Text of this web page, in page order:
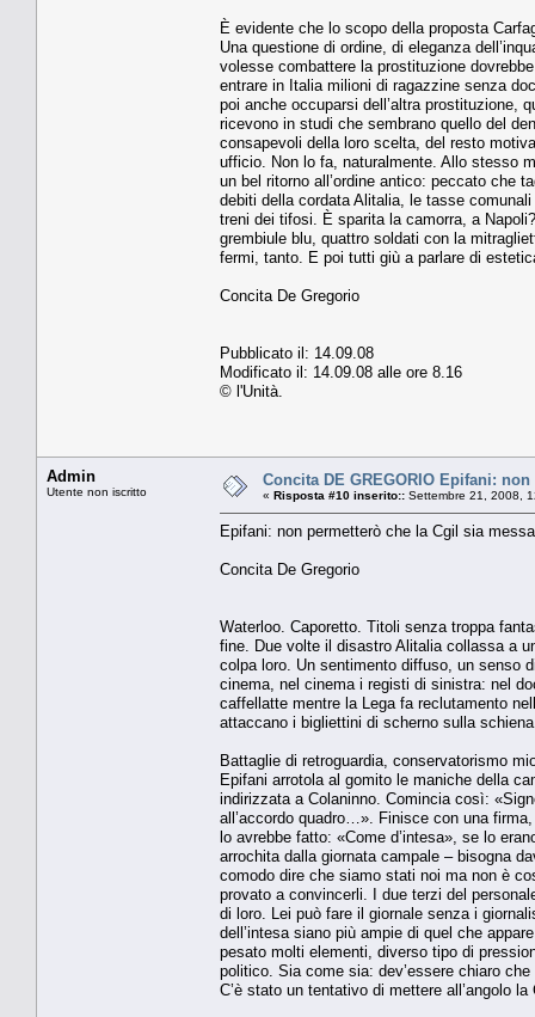
È evidente che lo scopo della proposta
Una questione di ordine, di eleganza
volesse combattere la prostituzione
entrare in Italia milioni di ragazzine senza
poi anche occuparsi dell’altra prostituzione,
ricevono in studi che sembrano quello del
consapevoli della loro scelta, del resto
ufficio. Non lo fa, naturalmente. Allo stesso
un bel ritorno all’ordine antico: peccato che
debiti della cordata Alitalia, le tasse
treni dei tifosi. È sparita la camorra, a
grembiule blu, quattro soldati con la
fermi, tanto. E poi tutti giù a parlare di
Concita De Gregorio
Pubblicato il: 14.09.08
Modificato il: 14.09.08 alle ore 8.16
© l'Unità.
Admin
Utente non iscritto
Concita DE GREGORIO Epifani:
« Risposta #10 inserito:: Settembre 21, 2008,
Epifani: non permetterò che la Cgil sia messa
Concita De Gregorio
Waterloo. Caporetto. Titoli senza troppa
fine. Due volte il disastro Alitalia collassa a
colpa loro. Un sentimento diffuso, un senso
cinema, nel cinema i registi di sinistra: nel
caffellatte mentre la Lega fa reclutamento
attaccano i bigliettini di scherno sulla
Battaglie di retroguardia, conservatorismo
Epifani arrotola al gomito le maniche della
indirizzata a Colaninno. Comincia così:
all’accordo quadro…». Finisce con una
lo avrebbe fatto: «Come d’intesa», se lo
arrochita dalla giornata campale – bisogna
comodo dire che siamo stati noi ma non è
provato a convincerli. I due terzi del
di loro. Lei può fare il giornale senza i
dell’intesa siano più ampie di quel che
pesato molti elementi, diverso tipo di
politico. Sia come sia: dev’essere chiaro
C’è stato un tentativo di mettere all’angolo